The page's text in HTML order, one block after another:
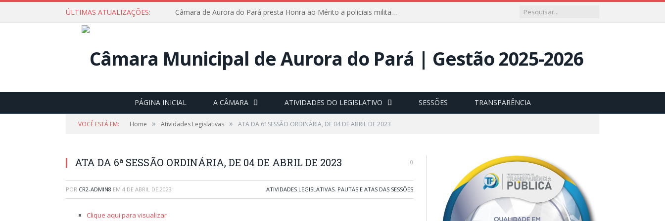
ÚLTIMAS ATUALIZAÇÕES: Câmara de Aurora do Pará presta Honra ao Mérito a policiais militares em sessão marcada por reconhecimento e emoção
PÁGINA INICIAL A CÂMARA ATIVIDADES DO LEGISLATIVO SESSÕES TRANSPARÊNCIA
VOCÊ ESTÁ EM: Home » Atividades Legislativas » ATA DA 6ª SESSÃO ORDINÁRIA, DE 04 DE ABRIL DE 2023
ATA DA 6ª SESSÃO ORDINÁRIA, DE 04 DE ABRIL DE 2023 0
POR CR2-ADMIN8 EM 4 DE ABRIL DE 2023 ATIVIDADES LEGISLATIVAS, PAUTAS E ATAS DAS SESSÕES
Clique aqui para visualizar